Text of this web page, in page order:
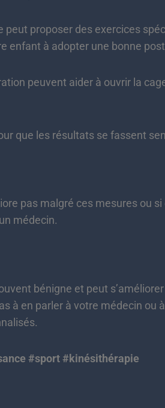
peut proposer des exercices
enfant à adopter une bonne
peuvent aider à ouvrir la
que les résultats se fassent
pas malgré ces mesures ou
médecin.
bénigne et peut
à en parler à votre médecin ou
#sport #kinésithérapie